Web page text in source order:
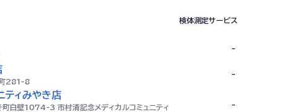
検体測定サービス
-
町281-8
-
ティみやき店
町白壁1074-3 市村清記念メディカルコミュニティ
-